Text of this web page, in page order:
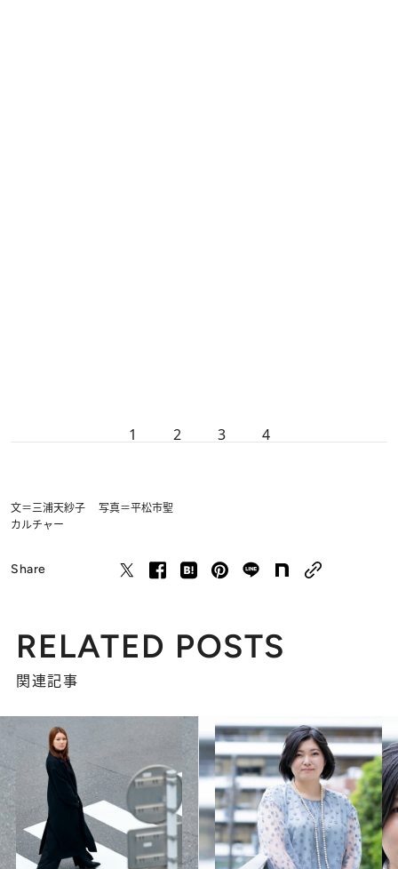
1 2 3 4
文＝三浦天紗子 写真＝平松市聖
カルチャー
Share
RELATED POSTS
関連記事